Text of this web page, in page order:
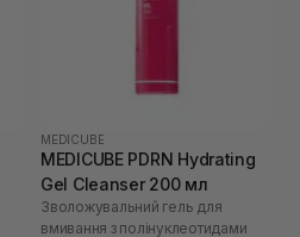
MEDICUBE
MEDICUBE PDRN Hydrating
Gel Cleanser 200 мл
Зволожувальний гель для
вмивання з полінуклеотидами